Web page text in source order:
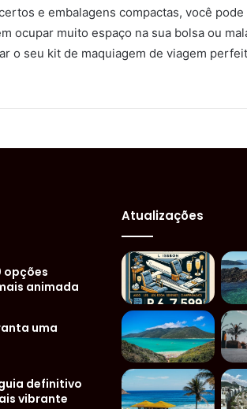
e embalagens compactas, você
ocupar muito espaço na sua bolsa ou
o seu kit de maquiagem de viagem
opções
animada
uma
definitivo
vibrante
Atualizações